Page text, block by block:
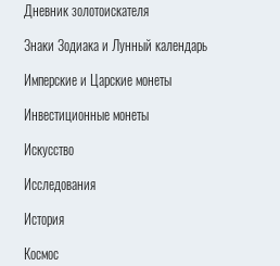
Дневник золотоискателя
Знаки Зодиака и Лунный календарь
Имперские и Царские монеты
Инвестиционные монеты
Искусство
Исследования
История
Космос